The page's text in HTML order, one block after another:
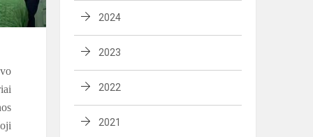
2024
2023
2022
2021